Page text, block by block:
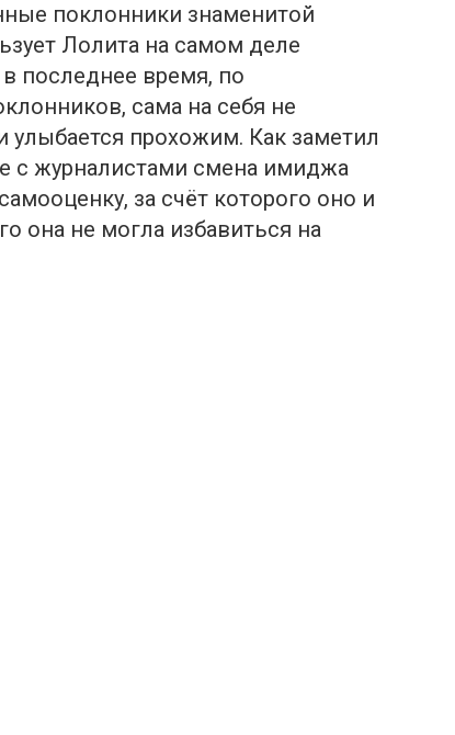
поклонники знаменитой
Лолита на самом деле
последнее время, по
сама на себя не
улыбается прохожим. Как заметил
с журналистами смена имиджа
за счёт которого оно и
она не могла избaвиться на